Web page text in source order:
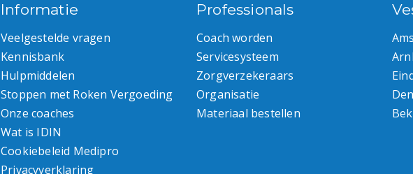
Informatie
Veelgestelde vragen
Kennisbank
Hulpmiddelen
Stoppen met Roken Vergoeding
Onze coaches
Wat is IDIN
Cookiebeleid Medipro
Privacyverklaring
Professionals
Coach worden
Servicesysteem
Zorgverzekeraars
Organisatie
Materiaal bestellen